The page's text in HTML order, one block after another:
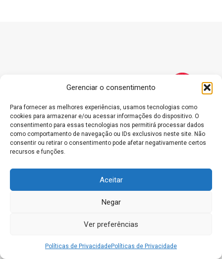
Gerenciar o consentimento
Para fornecer as melhores experiências, usamos tecnologias como
cookies para armazenar e/ou acessar informações do dispositivo. O
consentimento para essas tecnologias nos permitirá processar dados
como comportamento de navegação ou IDs exclusivos neste site. Não
consentir ou retirar o consentimento pode afetar negativamente certos
recursos e funções.
Aceitar
Negar
Ver preferências
Políticas de PrivacidadePolíticas de Privacidade
O melhor da notícias sobre a região sudoeste e do país você
encontra aqui
Agentes de IA Disfarçados: Riscos e Como se Proteger
Horário Oficial em Notícias Regionais: Por Que Ele É Tão